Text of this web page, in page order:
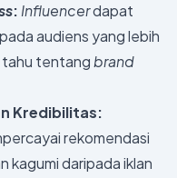
: Influencerdapat
audiens yang lebih
tahu tentangbrand
Kredibilitas:
rekomendasi
kagumi daripada iklan